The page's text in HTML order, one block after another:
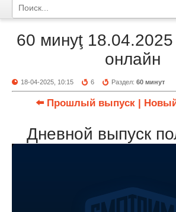
60 минуţ 18.04.2025
онлайн
18-04-2025, 10:15 6 Раздел:60 минут
⬅️ Прошлый выпуск |
Дневной выпуск